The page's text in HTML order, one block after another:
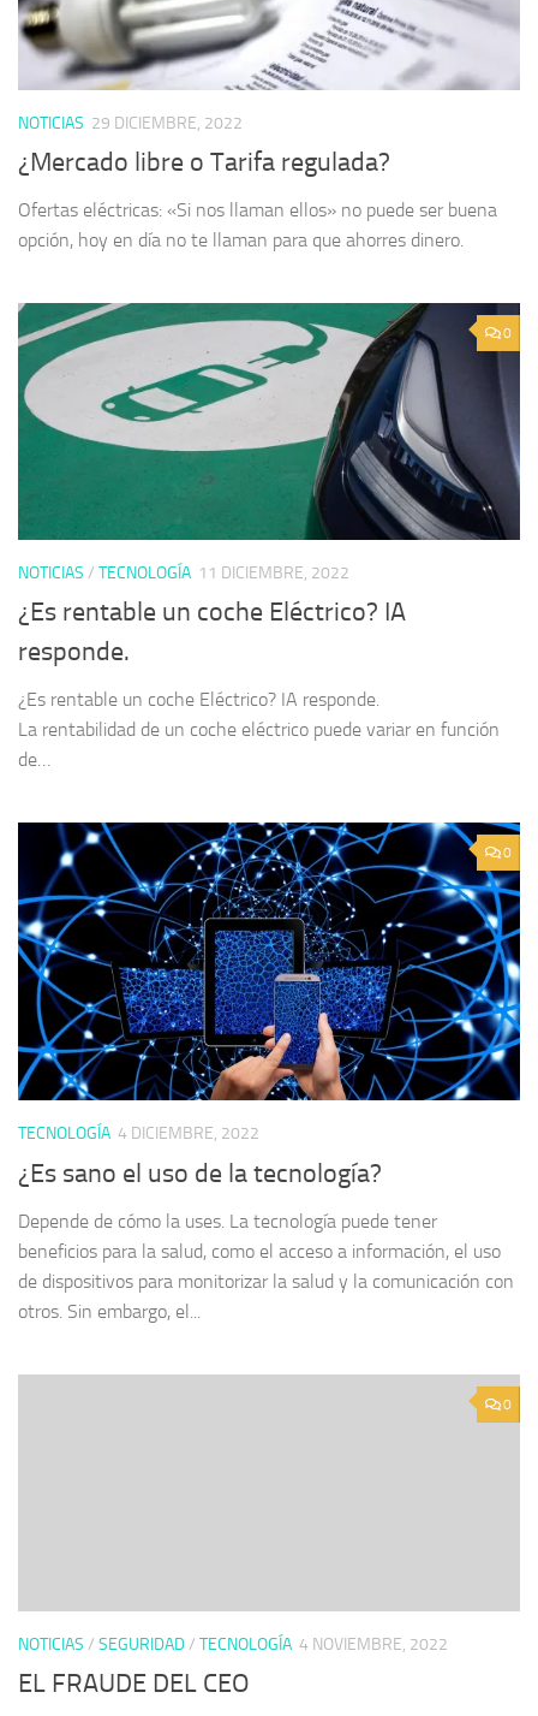
NOTICIAS 29 DICIEMBRE, 2022
¿Mercado libre o Tarifa regulada?
Ofertas eléctricas: «Si nos llaman ellos» no puede ser buena
opción, hoy en día no te llaman para que ahorres dinero.
0
NOTICIAS / TECNOLOGÍA 11 DICIEMBRE, 2022
¿Es rentable un coche Eléctrico? IA
responde.
¿Es rentable un coche Eléctrico? IA responde.
La rentabilidad de un coche eléctrico puede variar en función
de…
0
TECNOLOGÍA 4 DICIEMBRE, 2022
¿Es sano el uso de la tecnología?
Depende de cómo la uses. La tecnología puede tener
beneficios para la salud, como el acceso a información, el uso
de dispositivos para monitorizar la salud y la comunicación con
otros. Sin embargo, el...
0
NOTICIAS / SEGURIDAD/ TECNOLOGÍA 4 NOVIEMBRE, 2022
EL FRAUDE DEL CEO